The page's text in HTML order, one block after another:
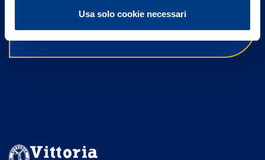
Usa solo cookie necessari
Contattaci